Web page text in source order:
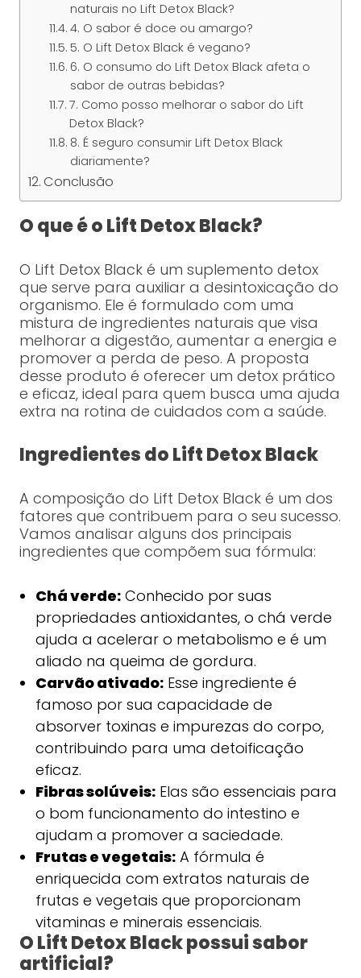
naturais no Lift Detox Black?
4. O sabor é doce ou amargo?
5. O Lift Detox Black é vegano?
6. O consumo do Lift Detox Black afeta o
sabor de outras bebidas?
7. Como posso melhorar o sabor do Lift
Detox Black?
8. É seguro consumir Lift Detox Black
diariamente?
Conclusão
O que é o Lift Detox Black?
O Lift Detox Black é um suplemento detox
que serve para auxiliar a desintoxicação do
organismo. Ele é formulado com uma
mistura de ingredientes naturais que visa
melhorar a digestão, aumentar a energia e
promover a perda de peso. A proposta
desse produto é oferecer um detox prático
e eficaz, ideal para quem busca uma ajuda
extra na rotina de cuidados com a saúde.
Ingredientes do Lift Detox Black
A composição do Lift Detox Black é um dos
fatores que contribuem para o seu sucesso.
Vamos analisar alguns dos principais
ingredientes que compõem sua fórmula:
Chá verde:Conhecido por suas
propriedades antioxidantes, o chá verde
ajuda a acelerar o metabolismo e é um
aliado na queima de gordura.
Carvão ativado:Esse ingrediente é
famoso por sua capacidade de
absorver toxinas e impurezas do corpo,
contribuindo para uma detoificação
eficaz.
Fibras solúveis:Elas são essenciais para
o bom funcionamento do intestino e
ajudam a promover a saciedade.
Frutas e vegetais:A fórmula é
enriquecida com extratos naturais de
frutas e vegetais que proporcionam
vitaminas e minerais essenciais.
O Lift Detox Black possui sabor
artificial?